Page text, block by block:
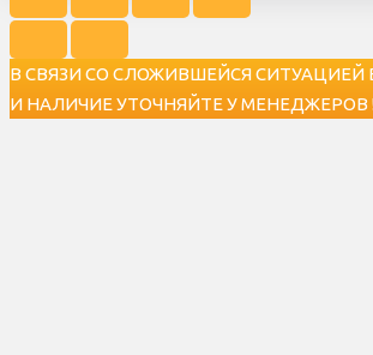
В СВЯЗИ СО СЛОЖИВШЕЙСЯ СИТУАЦИЕЙ
И НАЛИЧИЕ УТОЧНЯЙТЕ У МЕНЕДЖЕРОВ